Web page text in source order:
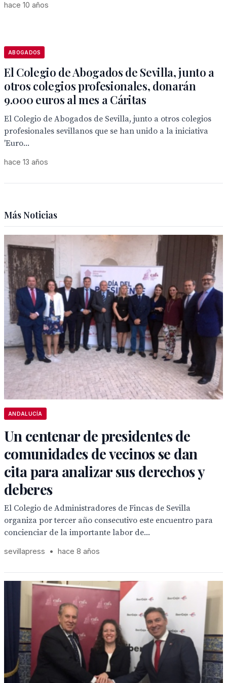
hace 10 años
ABOGADOS
El Colegio de Abogados de Sevilla, junto a
otros colegios profesionales, donarán
9.000 euros al mes a Cáritas
El Colegio de Abogados de Sevilla, junto a otros colegios
profesionales sevillanos que se han unido a la iniciativa
'Euro...
hace 13 años
Más Noticias
ANDALUCÍA
Un centenar de presidentes de
comunidades de vecinos se dan
cita para analizar sus derechos y
deberes
El Colegio de Administradores de Fincas de Sevilla
organiza por tercer año consecutivo este encuentro para
concienciar de la importante labor de...
sevillapress • hace 8 años